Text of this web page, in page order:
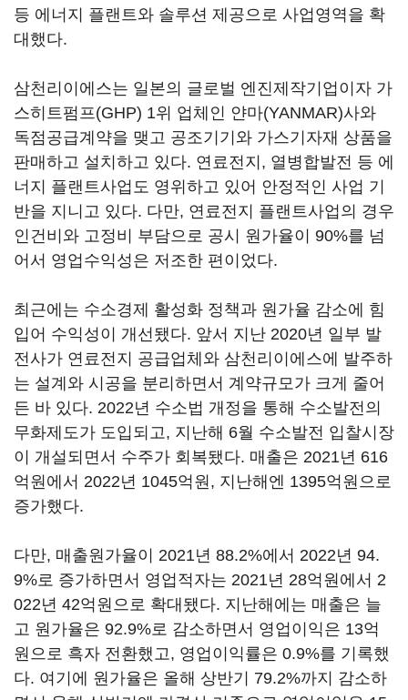
등 에너지 플랜트와 솔루션 제공으로 사업영역을 확
대했다.
삼천리이에스는 일본의 글로벌 엔진제작기업이자 가
스히트펌프(GHP) 1위 업체인 얀마(YANMAR)사와
독점공급계약을 맺고 공조기기와 가스기자재 상품을
판매하고 설치하고 있다. 연료전지, 열병합발전 등 에
너지 플랜트사업도 영위하고 있어 안정적인 사업 기
반을 지니고 있다. 다만, 연료전지 플랜트사업의 경우
인건비와 고정비 부담으로 공시 원가율이 90%를 넘
어서 영업수익성은 저조한 편이었다.
최근에는 수소경제 활성화 정책과 원가율 감소에 힘
입어 수익성이 개선됐다. 앞서 지난 2020년 일부 발
전사가 연료전지 공급업체와 삼천리이에스에 발주하
는 설계와 시공을 분리하면서 계약규모가 크게 줄어
든 바 있다. 2022년 수소법 개정을 통해 수소발전의
무화제도가 도입되고, 지난해 6월 수소발전 입찰시장
이 개설되면서 수주가 회복됐다. 매출은 2021년 616
억원에서 2022년 1045억원, 지난해엔 1395억원으로
증가했다.
다만, 매출원가율이 2021년 88.2%에서 2022년 94.
9%로 증가하면서 영업적자는 2021년 28억원에서 2
022년 42억원으로 확대됐다. 지난해에는 매출은 늘
고 원가율은 92.9%로 감소하면서 영업이익은 13억
원으로 흑자 전환했고, 영업이익률은 0.9%를 기록했
다. 여기에 원가율은 올해 상반기 79.2%까지 감소하